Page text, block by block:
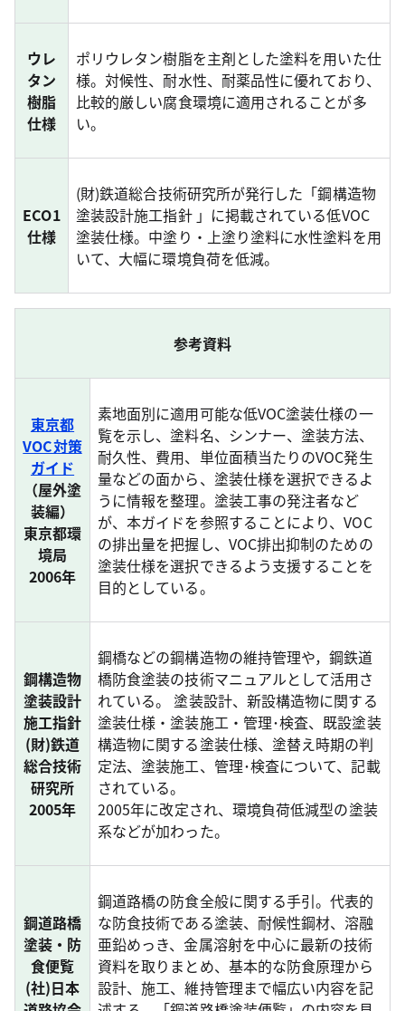
ウレ
タン
樹脂
仕様
ポリウレタン樹脂を主剤とした塗料を用いた仕
様。対候性、耐水性、耐薬品性に優れており、
比較的厳しい腐食環境に適用されることが多
い。
ECO1
仕様
(財)鉄道総合技術研究所が発行した「鋼構造物
塗装設計施工指針 」に掲載されている低VOC
塗装仕様。中塗り・上塗り塗料に水性塗料を用
いて、大幅に環境負荷を低減。
参考資料
東京都
VOC対策
ガイド
（屋外塗
装編）
東京都環
境局
2006年
素地面別に適用可能な低VOC塗装仕様の一
覧を示し、塗料名、シンナー、塗装方法、
耐久性、費用、単位面積当たりのVOC発生
量などの面から、塗装仕様を選択できるよ
うに情報を整理。塗装工事の発注者など
が、本ガイドを参照することにより、VOC
の排出量を把握し、VOC排出抑制のための
塗装仕様を選択できるよう支援することを
目的としている。
鋼構造物
塗装設計
施工指針
(財)鉄道
総合技術
研究所
2005年
鋼橋などの鋼構造物の維持管理や，鋼鉄道
橋防食塗装の技術マニュアルとして活用さ
れている。 塗装設計、新設構造物に関する
塗装仕様・塗装施工・管理･検査、既設塗装
構造物に関する塗装仕様、塗替え時期の判
定法、塗装施工、管理･検査について、記載
されている。
2005年に改定され、環境負荷低減型の塗装
系などが加わった。
鋼道路橋
塗装・防
食便覧
(社)日本
鋼道路橋の防食全般に関する手引。代表的
な防食技術である塗装、耐候性鋼材、溶融
亜鉛めっき、金属溶射を中心に最新の技術
資料を取りまとめ、基本的な防食原理から
設計、施工、維持管理まで幅広い内容を記